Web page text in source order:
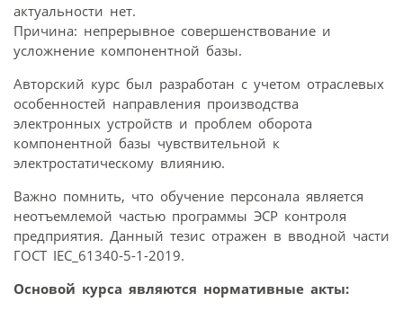
актуальности нет.
Причина: непрерывное совершенствование и
усложнение компонентной базы.
Авторский курс был разработан с учетом отраслевых
особенностей направления производства
электронных устройств и проблем оборота
компонентной базы чувствительной к
электростатическому влиянию.
Важно помнить, что обучение персонала является
неотъемлемой частью программы ЭСР контроля
предприятия. Данный тезис отражен в вводной части
ГОСТ IEC_61340-5-1-2019.
Основой курса являются нормативные акты: